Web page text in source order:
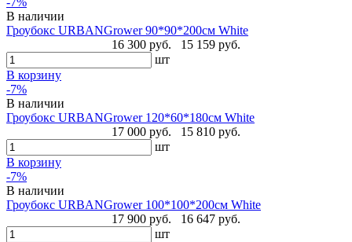
В наличии
Гроубокс URBANGrower 90*90*200см White
16 300 руб.
15 159 руб.
шт
В корзину
-7%
В наличии
Гроубокс URBANGrower 120*60*180см White
17 000 руб.
15 810 руб.
шт
В корзину
-7%
В наличии
Гроубокс URBANGrower 100*100*200см White
17 900 руб.
16 647 руб.
шт